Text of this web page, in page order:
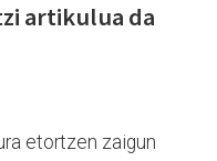
artikulua da
etortzen zaigun